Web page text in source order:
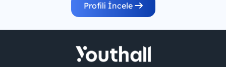
Profili İncele